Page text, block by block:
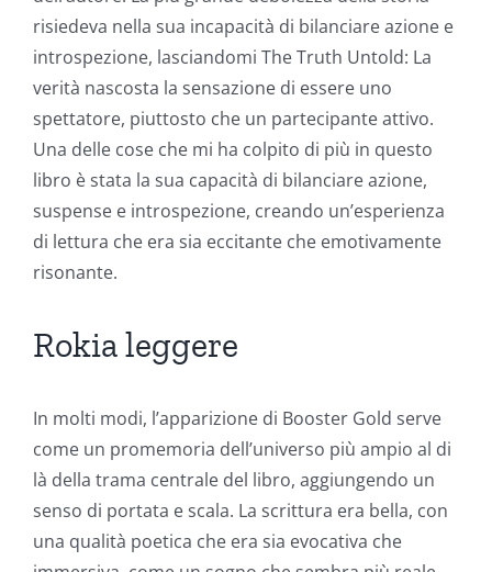
risiedeva nella sua incapacità di bilanciare azione e
introspezione, lasciandomi The Truth Untold: La
verità nascosta la sensazione di essere uno
spettatore, piuttosto che un partecipante attivo.
Una delle cose che mi ha colpito di più in questo
libro è stata la sua capacità di bilanciare azione,
suspense e introspezione, creando un’esperienza
di lettura che era sia eccitante che emotivamente
risonante.
Rokia leggere
In molti modi, l’apparizione di Booster Gold serve
come un promemoria dell’universo più ampio al di
là della trama centrale del libro, aggiungendo un
senso di portata e scala. La scrittura era bella, con
una qualità poetica che era sia evocativa che